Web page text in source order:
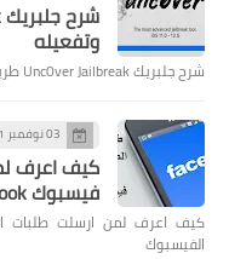
وتفعيله
شرح جلبريك Unc0ver Jailbreak طريقة تحميله وتفعيله جلبريك Unc0ver Jailbreak
03 نوفمبر 2021
كيف اعرف
فيسبوك Facebook
الفيسبوك